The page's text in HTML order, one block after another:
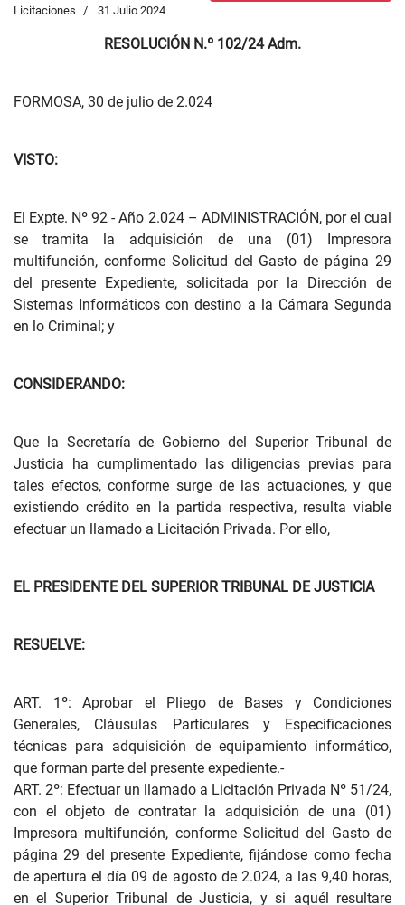
Licitaciones 31 Julio 2024
RESOLUCIÓN N.º 102/24 Adm.
FORMOSA, 30 de julio de 2.024
VISTO:
El Expte. Nº 92 - Año 2.024 – ADMINISTRACIÓN, por el cual
se tramita la adquisición de una (01) Impresora
multifunción, conforme Solicitud del Gasto de página 29
del presente Expediente, solicitada por la Dirección de
Sistemas Informáticos con destino a la Cámara Segunda
en lo Criminal; y
CONSIDERANDO:
Que la Secretaría de Gobierno del Superior Tribunal de
Justicia ha cumplimentado las diligencias previas para
tales efectos, conforme surge de las actuaciones, y que
existiendo crédito en la partida respectiva, resulta viable
efectuar un llamado a Licitación Privada. Por ello,
EL PRESIDENTE DEL SUPERIOR TRIBUNAL DE JUSTICIA
RESUELVE:
ART. 1º: Aprobar el Pliego de Bases y Condiciones
Generales, Cláusulas Particulares y Especificaciones
técnicas para adquisición de equipamiento informático,
que forman parte del presente expediente.-
ART. 2º: Efectuar un llamado a Licitación Privada Nº 51/24,
con el objeto de contratar la adquisición de una (01)
Impresora multifunción, conforme Solicitud del Gasto de
página 29 del presente Expediente, fijándose como fecha
de apertura el día 09 de agosto de 2.024, a las 9,40 horas,
en el Superior Tribunal de Justicia, y si aquél resultare